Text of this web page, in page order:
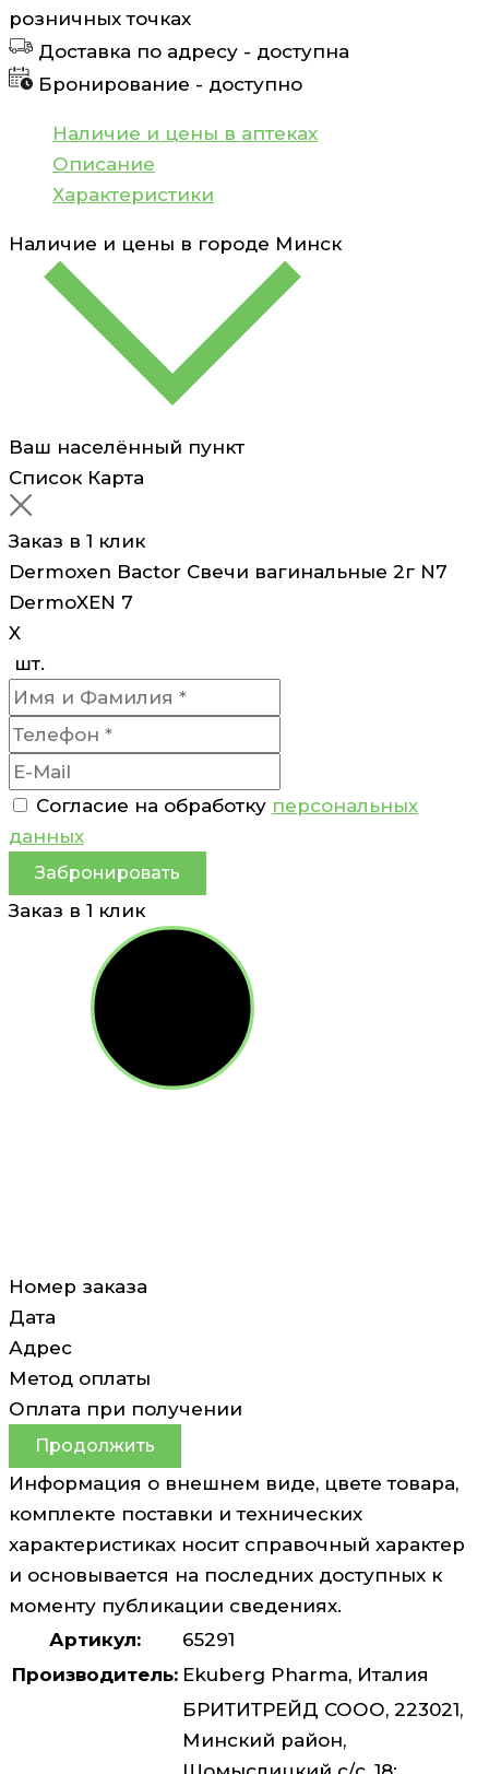
Свечи
вагинальные
2г
DermoXEN
розничных точках
Доставка по адресу - доступна
Бронирование - доступно
Наличие и цены в аптеках
Описание
Характеристики
Наличие и цены в городе Минск
Ваш населённый пункт
Список Карта
Заказ в 1 клик
Dermoxen Bactor Свечи вагинальные 2г N7
DermoXEN 7
X
шт.
Согласие на обработку персональных
данных
Забронировать
Заказ в 1 клик
Номер заказа
Дата
Адрес
Метод оплаты
Оплата при получении
Продолжить
Информация о внешнем виде, цвете товара,
комплекте поставки и технических
характеристиках носит справочный характер
и основывается на последних доступных к
моменту публикации сведениях.
Артикул:
65291
Производитель: Ekuberg Pharma, Италия
БРИТИТРЕЙД СООО, 223021,
Минский район,